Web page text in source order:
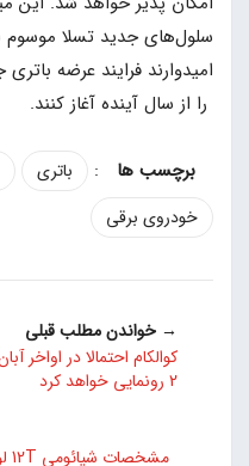
را از سال آینده آغاز کنند.
: باتری
خودروی برقی
→ خواندن مطلب قبلی
2 رونمایی خواهد کرد